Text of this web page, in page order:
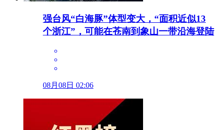
强台风“白海豚”体型变大，“面积近似13
个浙江”，可能在苍南到象山一带沿海登陆
08月08日 02:06